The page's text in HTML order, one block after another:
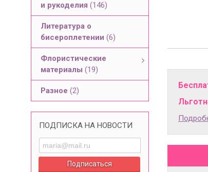
и рукоделия (146)
Литература о
бисероплетении (6)
Флористические
материалы (19)
Разное (2)
ПОДПИСКА НА НОВОСТИ